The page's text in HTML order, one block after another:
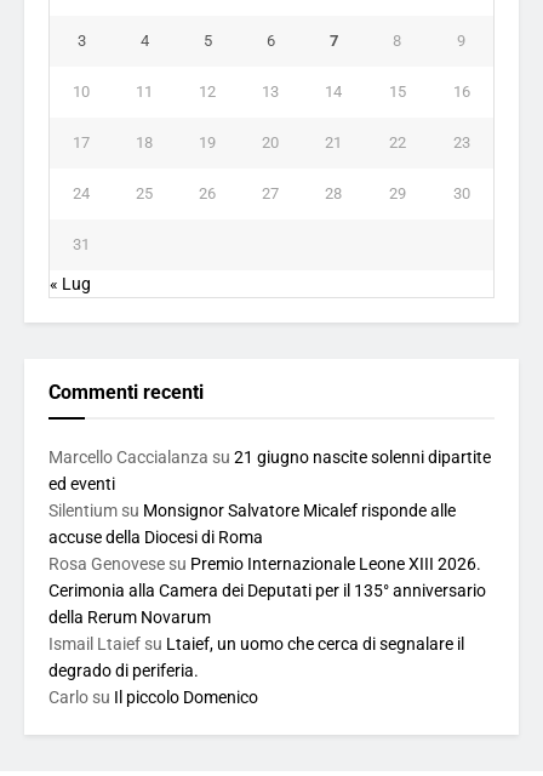
3 4 5 6 7 8 9
10 11 12 13 14 15 16
17 18 19 20 21 22 23
24 25 26 27 28 29 30
31
« Lug
Commenti recenti
Marcello Caccialanza su 21 giugno nascite solenni dipartite
ed eventi
Silentium su Monsignor Salvatore Micalef risponde alle
accuse della Diocesi di Roma
Rosa Genovese su Premio Internazionale Leone XIII 2026.
Cerimonia alla Camera dei Deputati per il 135° anniversario
della Rerum Novarum
Ismail Ltaief su Ltaief, un uomo che cerca di segnalare il
degrado di periferia.
Carlo su Il piccolo Domenico